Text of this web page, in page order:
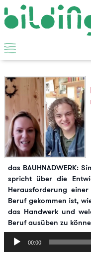
das BAUHNADWERK:
spricht über die
Herausforderung
Beruf gekommen ist,
das Handwerk und
Beruf ausüben zu
Audio-
Player
00:00